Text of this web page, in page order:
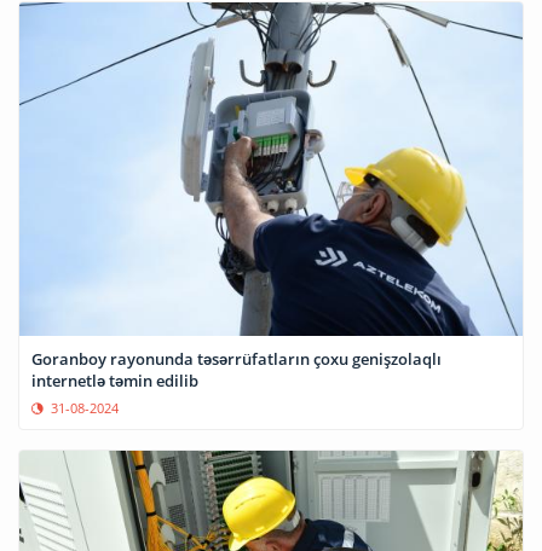
Goranboy rayonunda təsərrüfatların çoxu genişzolaqlı
internetlə təmin edilib
31-08-2024